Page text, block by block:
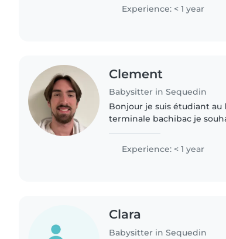
Experience: < 1 year
Clement
Babysitter in Sequedin
Bonjour je suis étudiant
terminale bachibac je
pouvoir aider des familles..
Experience: < 1 year
Clara
Babysitter in Sequedin